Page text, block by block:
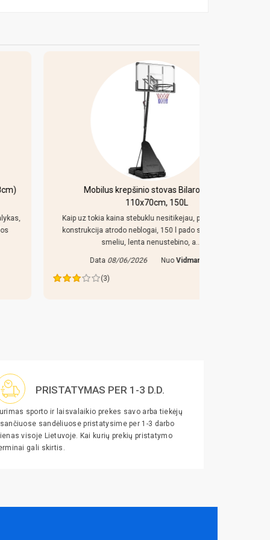
Mobilus krepšinio stovas Bilaro Denver
110x70cm, 150L
Kaip uz tokia kaina stebuklu nesitikejau, pats padas ir
konstrukcija atrodo neblogai, 150 l pado sociai, jei su
smeliu, lenta nenustebino, a..
NuoVidmantas
PRISTATYMAS PER 1-3 D.D.
sporto ir laisvalaikio prekes savo arba tiekėjų
sandėliuose pristatysime per 1-3 darbo
visoje Lietuvoje. Kai kurių prekių pristatymo
gali skirtis.